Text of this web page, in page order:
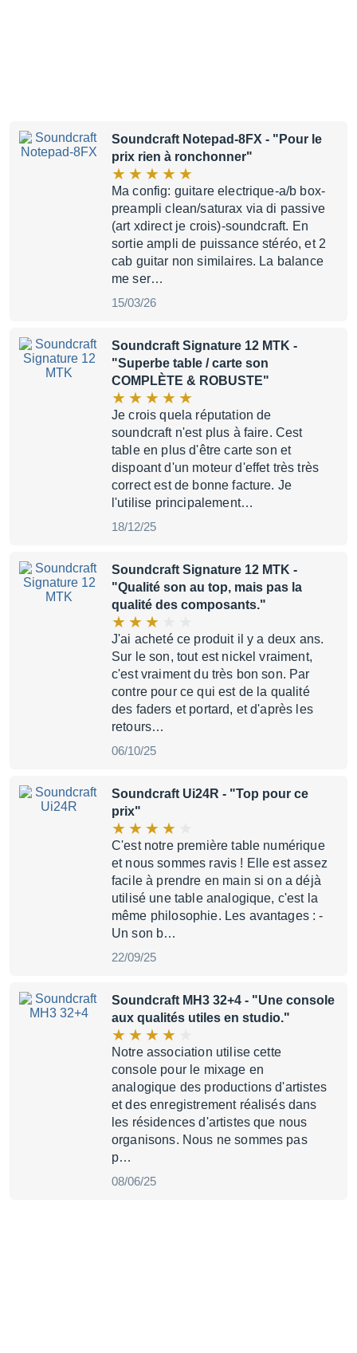
Soundcraft Notepad-8FX - "Pour le
prix rien à ronchonner"
Ma config: guitare electrique-a/b box-
preampli clean/saturax via di passive
(art xdirect je crois)-soundcraft. En
sortie ampli de puissance stéréo, et 2
cab guitar non similaires. La balance
me ser…
15/03/26
Soundcraft Signature 12 MTK -
"Superbe table / carte son
COMPLÈTE & ROBUSTE"
Je crois quela réputation de
soundcraft n'est plus à faire. Cest
table en plus d'être carte son et
dispoant d'un moteur d'effet très très
correct est de bonne facture. Je
l'utilise principalement…
18/12/25
Soundcraft Signature 12 MTK -
"Qualité son au top, mais pas la
qualité des composants."
J'ai acheté ce produit il y a deux ans.
Sur le son, tout est nickel vraiment,
c'est vraiment du très bon son. Par
contre pour ce qui est de la qualité
des faders et portard, et d'après les
retours…
06/10/25
Soundcraft Ui24R - "Top pour ce
prix"
C'est notre première table numérique
et nous sommes ravis ! Elle est assez
facile à prendre en main si on a déjà
utilisé une table analogique, c'est la
même philosophie. Les avantages : -
Un son b…
22/09/25
Soundcraft MH3 32+4 - "Une console
aux qualités utiles en studio."
Notre association utilise cette
console pour le mixage en
analogique des productions d'artistes
et des enregistrement réalisés dans
les résidences d'artistes que nous
organisons. Nous ne sommes pas
p…
08/06/25